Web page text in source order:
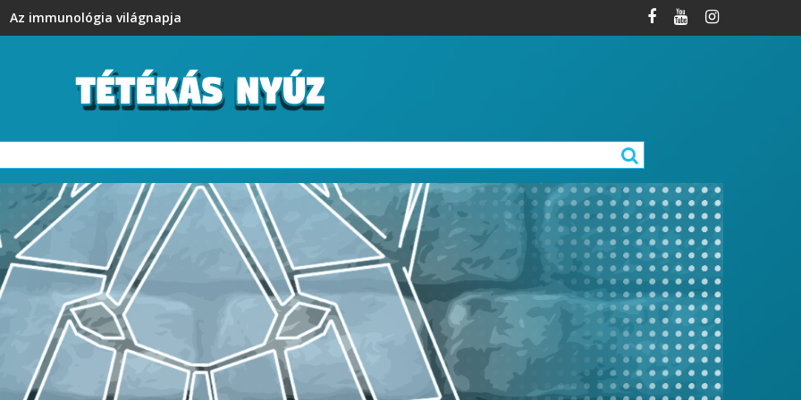
Az immunológia világnapja